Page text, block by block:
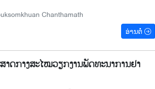
Chanthamath
ອ່ານຕໍ່
ດກາງສະໄໝວຽກງານພັດທະນາການຢາ